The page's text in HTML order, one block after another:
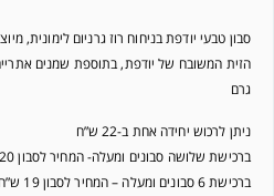
סבון טבעי יודפת בניחוח רוז גרניום לימונית,
גרם
ניתן לרכוש יחידה אחת ב-22 ש”ח
ברכישת שלושה סבונים ומעלה- המחיר לסבון 20 ש”ח
ברכישת 6 סבונים ומעלה – המחיר לסבון 19 ש”ח